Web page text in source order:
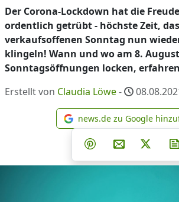
Der Corona-Lockdown hat die
ordentlich getrübt - höchste Zeit,
verkaufsoffenen Sonntag nun
klingeln! Wann und wo am 8. August
Sonntagsöffnungen locken,
Erstellt von Claudia Löwe-
news.de
news.de zu Google
Teilen aufTeilen auf
Teilen auf Pinterest
Per E-Mail
Post